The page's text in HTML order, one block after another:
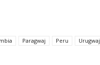
Paragwaj Peru Urugwaj